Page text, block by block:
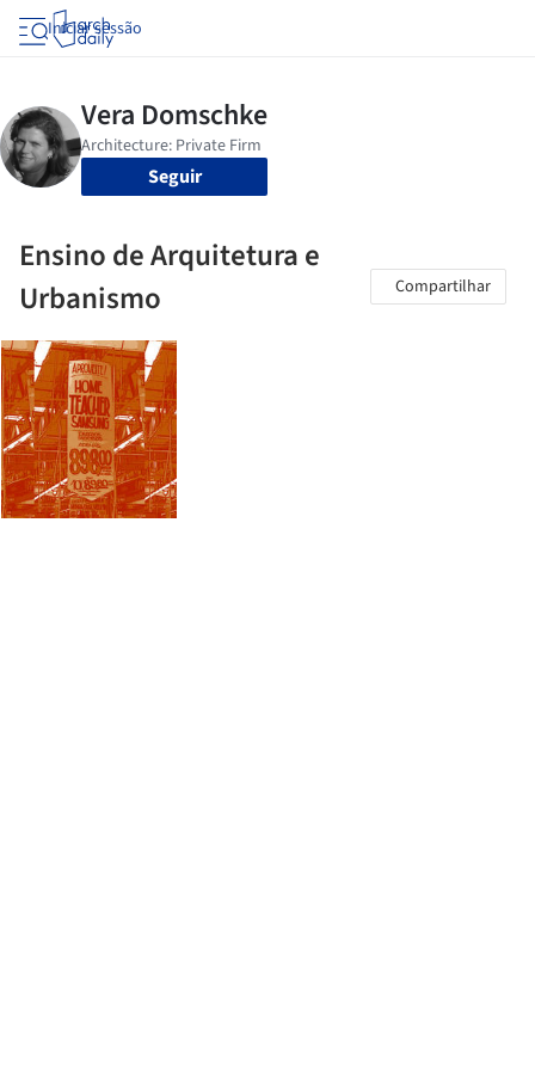
Iniciar sessão
Seguir
Ensino de Arquitetura e
Urbanismo
Compartilhar